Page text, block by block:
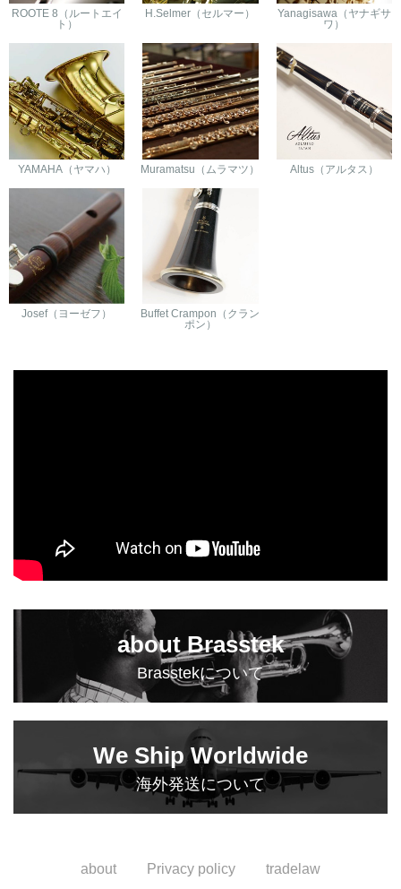
ROOTE 8（ルートエイ
ト）
H.Selmer（セルマー）
Yanagisawa（ヤナギサ
ワ）
YAMAHA（ヤマハ） Muramatsu（ムラマツ） Altus（アルタス）
Josef（ヨーゼフ）
Buffet Crampon（クラン
ポン）
about Brasstek
Brasstekについて
We Ship Worldwide
海外発送について
about Privacy policy
tradelaw